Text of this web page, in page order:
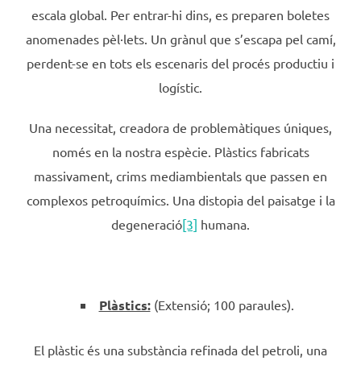
escala global. Per entrar-hi dins, es preparen boletes
anomenades pèl·lets. Un grànul que s’escapa pel camí,
perdent-se en tots els escenaris del procés productiu i
logístic.
Una necessitat, creadora de problemàtiques úniques,
només en la nostra espècie. Plàstics fabricats
massivament, crims mediambientals que passen en
complexos petroquímics. Una distopia del paisatge i la
degeneració[3] humana.
Plàstics:(Extensió; 100 paraules).
El plàstic és una substància refinada del petroli, una